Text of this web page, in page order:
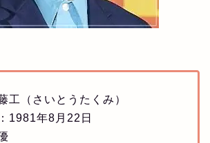
工（さいとうたくみ）
1981年8月22日